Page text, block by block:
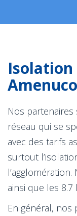
Nos
réseau qui se
avec des tarifs
surtout
ainsi que les 8.7
En général,